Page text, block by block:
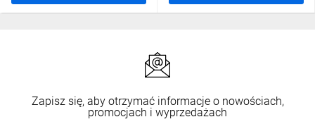
Zapisz się, aby otrzymać informacje o nowościach,
promocjach i wyprzedażach